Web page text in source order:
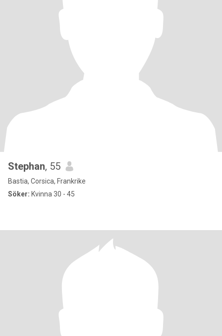
Stephan, 55
Bastia, Corsica, Frankrike
Söker: Kvinna 30 - 45